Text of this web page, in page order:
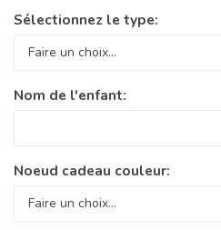
Sélectionnez le type:
Nom de l'enfant:
Noeud cadeau couleur: